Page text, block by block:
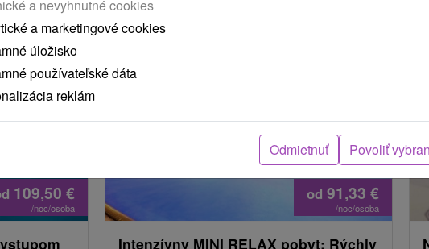
MOHLI TIEŽ ZAUJÍMAŤ
109,50 €
/noc/osoba
od 91,33€
/noc/osoba
Intenzívny MINI RELAX pobyt: Rýchly
a nevyhnutné cookies
a marketingové cookies
úložisko
používateľské dáta
reklám
Odmietnuť Povoliť